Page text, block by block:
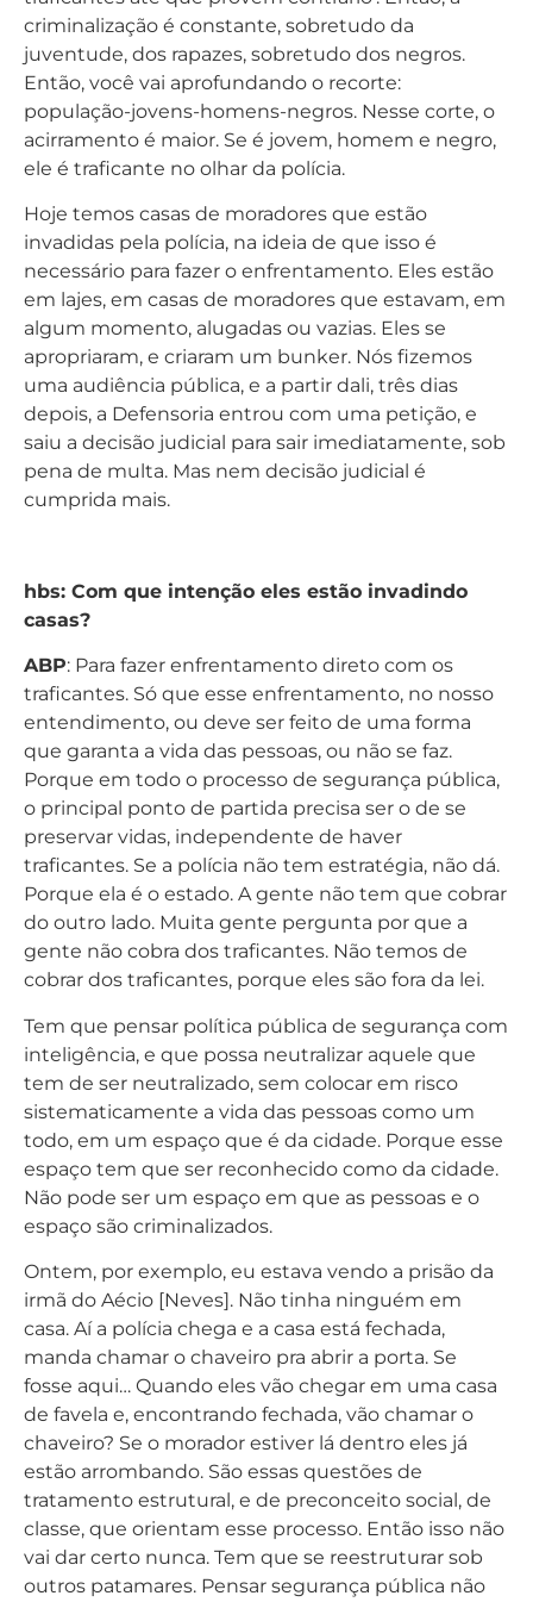
criminalização é constante, sobretudo da
juventude, dos rapazes, sobretudo dos negros.
Então, você vai aprofundando o recorte:
população-jovens-homens-negros. Nesse corte, o
acirramento é maior. Se é jovem, homem e negro,
ele é traficante no olhar da polícia.
Hoje temos casas de moradores que estão
invadidas pela polícia, na ideia de que isso é
necessário para fazer o enfrentamento. Eles estão
em lajes, em casas de moradores que estavam, em
algum momento, alugadas ou vazias. Eles se
apropriaram, e criaram um bunker. Nós fizemos
uma audiência pública, e a partir dali, três dias
depois, a Defensoria entrou com uma petição, e
saiu a decisão judicial para sair imediatamente, sob
pena de multa. Mas nem decisão judicial é
cumprida mais.
hbs: Com que intenção eles estão invadindo
casas?
ABP: Para fazer enfrentamento direto com os
traficantes. Só que esse enfrentamento, no nosso
entendimento, ou deve ser feito de uma forma
que garanta a vida das pessoas, ou não se faz.
Porque em todo o processo de segurança pública,
o principal ponto de partida precisa ser o de se
preservar vidas, independente de haver
traficantes. Se a polícia não tem estratégia, não dá.
Porque ela é o estado. A gente não tem que cobrar
do outro lado. Muita gente pergunta por que a
gente não cobra dos traficantes. Não temos de
cobrar dos traficantes, porque eles são fora da lei.
Tem que pensar política pública de segurança com
inteligência, e que possa neutralizar aquele que
tem de ser neutralizado, sem colocar em risco
sistematicamente a vida das pessoas como um
todo, em um espaço que é da cidade. Porque esse
espaço tem que ser reconhecido como da cidade.
Não pode ser um espaço em que as pessoas e o
espaço são criminalizados.
Ontem, por exemplo, eu estava vendo a prisão da
irmã do Aécio [Neves]. Não tinha ninguém em
casa. Aí a polícia chega e a casa está fechada,
manda chamar o chaveiro pra abrir a porta. Se
fosse aqui… Quando eles vão chegar em uma casa
de favela e, encontrando fechada, vão chamar o
chaveiro? Se o morador estiver lá dentro eles já
estão arrombando. São essas questões de
tratamento estrutural, e de preconceito social, de
classe, que orientam esse processo. Então isso não
vai dar certo nunca. Tem que se reestruturar sob
outros patamares. Pensar segurança pública não